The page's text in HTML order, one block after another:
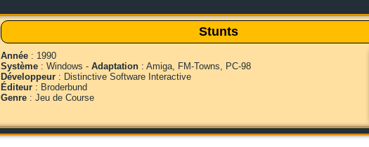
Stunts
Année : 1990
Système : Windows - Adaptation : Amiga, FM-Towns, PC-98
Développeur : Distinctive Software Interactive
Éditeur : Broderbund
Genre : Jeu de Course